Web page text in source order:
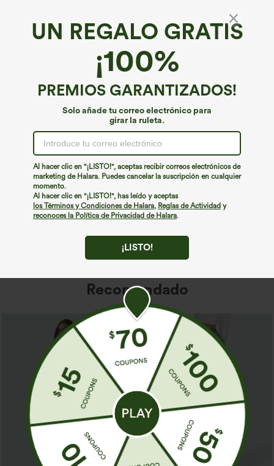
UN REGALO GRATIS
¡100%
PREMIOS GARANTIZADOS!
Solo añade tu correo electrónico para
girar la ruleta.
Al hacer clic en "¡LISTO!", aceptas recibir correos electrónicos de
marketing de Halara. Puedes cancelar la suscripción en cualquier
momento.
Al hacer clic en "¡LISTO!", has leído y aceptas
los Términos y Condiciones de Halara, Reglas de Actividad y
reconoces la Política de Privacidad de Halara.
¡LISTO!
¡Ups!
No podemos encontrar la página que estás buscando.
Seguir comprando
Recomendado